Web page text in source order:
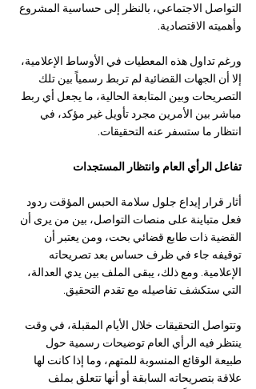
التواصل الاجتماعي، بالنظر إلى حساسية المشروع
وأهميته الاقتصادية.
ورغم تداول هذه المعطيات في الأوساط الإعلامية،
إلا أن الجهات القضائية لم تربط رسمياً بين تلك
التصريحات وبين المتابعة الحالية، ما يجعل أي ربط
مباشر بين الأمرين مجرد تأويل غير مؤكد، في
انتظار ما ستسفر عنه التحقيقات.
تفاعل الرأي العام وانتظار المستجدات
أثار قرار إيداع جلول سلامة الحبس المؤقت ردود
فعل متباينة على منصات التواصل، بين من يرى أن
القضية ذات طابع قضائي بحت، ومن يعتبر أن
توقيفه جاء في ظرف حساس بعد تصريحاته
الإعلامية. ومع ذلك، يبقى الملف بين يدي العدالة،
التي ستكشف تفاصيله مع تقدم التحقيق.
وتتواصل التحقيقات خلال الأيام المقبلة، في وقت
ينتظر فيه الرأي العام توضيحات رسمية حول
طبيعة الوقائع المنسوبة للمتهم، وما إذا كانت لها
علاقة بتصريحاته السابقة أو أنها تتعلق بملف